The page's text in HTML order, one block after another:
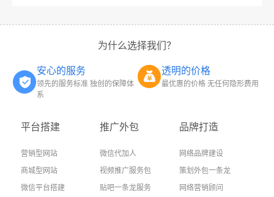
为什么选择我们？
安心的服务
领先的服务标准 独创的保障体
系
透明的价格
最优惠的价格 无任何隐形费用
平台搭建
营销型网站
商城型网站
微信平台搭建
推广外包
微信代加人
视频推广服务包
贴吧一条龙服务
品牌打造
网络品牌建设
策划外包一条龙
网络营销顾问